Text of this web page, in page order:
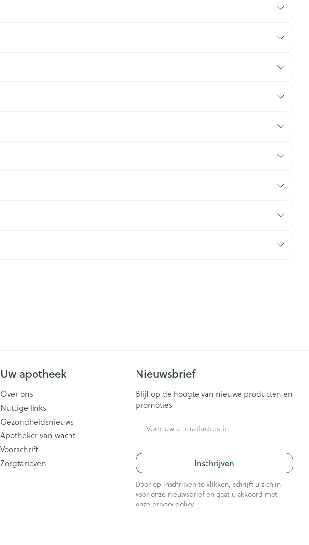
Uw apotheek
Over ons
Nuttige links
Gezondheidsnieuws
Apotheker van wacht
Voorschrift
Zorgtarieven
Nieuwsbrief
Blijf op de hoogte van nieuwe producten en
promoties
Inschrijven
Door op inschrijven te klikken, schrijft u zich in
voor onze nieuwsbrief en gaat u akkoord met
onze privacy policy.